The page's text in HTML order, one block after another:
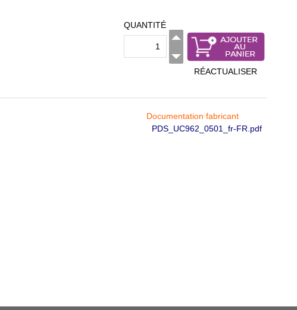
QUANTITÉ
RÉACTUALISER
Documentation fabricant
PDS_UC962_0501_fr-FR.pdf